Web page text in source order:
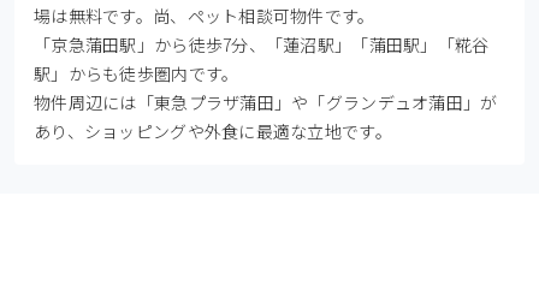
場は無料です。尚、ペット相談可物件です。
「京急蒲田駅」から徒歩7分、「蓮沼駅」「蒲田駅」「糀谷
駅」からも徒歩圏内です。
物件周辺には「東急プラザ蒲田」や「グランデュオ蒲田」が
あり、ショッピングや外食に最適な立地です。